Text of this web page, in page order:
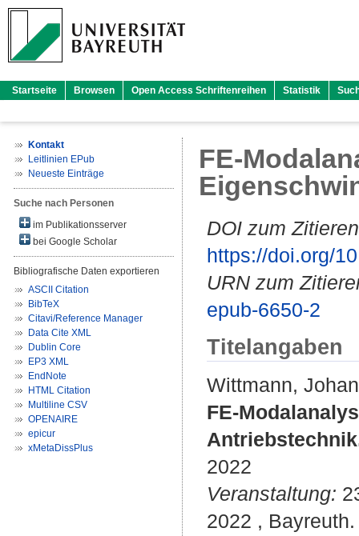
Startseite Browsen Open Access Schriftenreihen Statistik
Kontakt
Leitlinien EPub
Neueste Einträge
Suche nach Personen
im Publikationsserver
bei Google Scholar
Bibliografische Daten exportieren
ASCII Citation
BibTeX
Citavi/Reference Manager
Data Cite XML
Dublin Core
EP3 XML
EndNote
HTML Citation
Multiline CSV
OPENAIRE
epicur
xMetaDissPlus
FE-
DOI zum
https://doi.org/
URN zum
epub-6650-2
Titelangaben
Wittmann,
FE-
2022
Veranstaltung:
2022 , Bayreuth.